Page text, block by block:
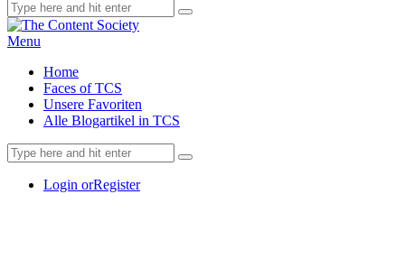
Menu
Home
Faces of TCS
Unsere Favoriten
Alle Blogartikel in TCS
Login orRegister